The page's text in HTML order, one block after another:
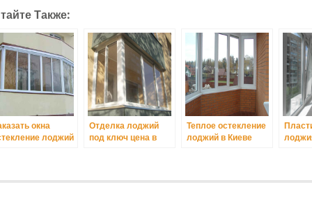
Также:
окна
лоджий
Отделка лоджий
под ключ цена в
Теплое остекление
лоджий в Киеве